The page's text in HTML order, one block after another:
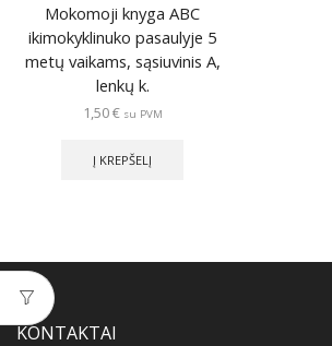
Mokomoji knyga ABC
ikimokyklinuko pasaulyje 5
metų vaikams, sąsiuvinis A,
lenkų k.
1,50€ su PVM
Į KREPŠELĮ
KONTAKTAI